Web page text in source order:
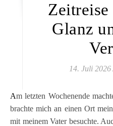
Glanz
14. Juli 2026
Am letzten Wochenende machte ich eine Zeitreise. Diese Reise
brachte mich an einen Ort
mit meinem Vater besuchte.